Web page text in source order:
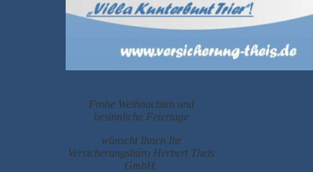
Frohe Weihnachten und
besinnliche Feiertage
wünscht Ihnen Ihr
Versicherungsbüro Herbert Theis
GmbH.